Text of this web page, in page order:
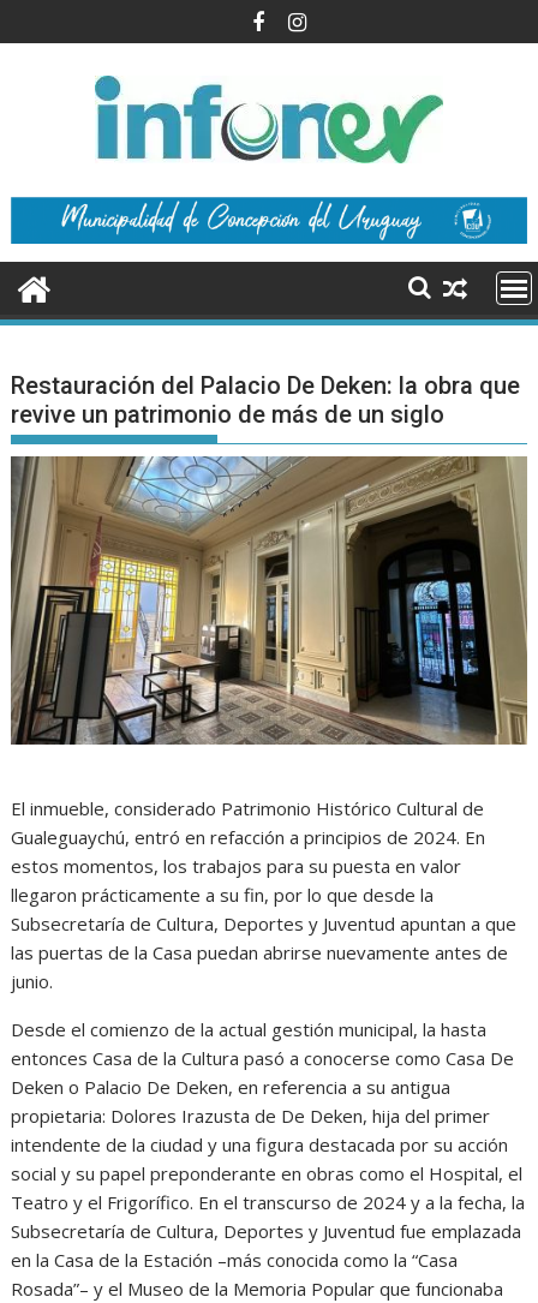
al
Restauración del Palacio De Deken: la obra que
revive un patrimonio de más de un siglo
El inmueble, considerado Patrimonio Histórico Cultural de
Gualeguaychú, entró en refacción a principios de 2024. En
estos momentos, los trabajos para su puesta en valor
llegaron prácticamente a su fin, por lo que desde la
Subsecretaría de Cultura, Deportes y Juventud apuntan a que
las puertas de la Casa puedan abrirse nuevamente antes de
junio.
Desde el comienzo de la actual gestión municipal, la hasta
entonces Casa de la Cultura pasó a conocerse como Casa De
Deken o Palacio De Deken, en referencia a su antigua
propietaria: Dolores Irazusta de De Deken, hija del primer
intendente de la ciudad y una figura destacada por su acción
social y su papel preponderante en obras como el Hospital, el
Teatro y el Frigorífico. En el transcurso de 2024 y a la fecha, la
Subsecretaría de Cultura, Deportes y Juventud fue emplazada
en la Casa de la Estación –más conocida como la “Casa
Rosada”– y el Museo de la Memoria Popular que funcionaba